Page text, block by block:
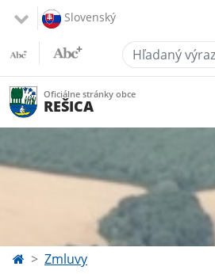
Slovenský
Hľadaný výraz...
Oficiálne stránky obce
REŠICA
Zmluvy